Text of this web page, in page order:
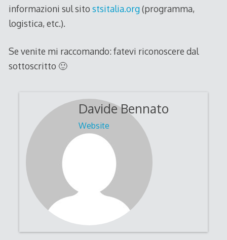
informazioni sul sito stsitalia.org(programma,
logistica, etc.).
Se venite mi raccomando: fatevi riconoscere dal
sottoscritto 🙂
Davide Bennato
Website